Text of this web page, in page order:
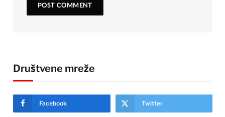
Društvene mreže
Facebook Twitter